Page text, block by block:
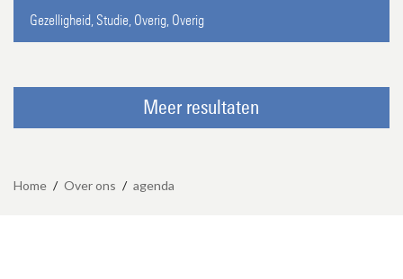
Gezelligheid,Studie, Overig, Overig
Meer resultaten
Home / Over ons / agenda